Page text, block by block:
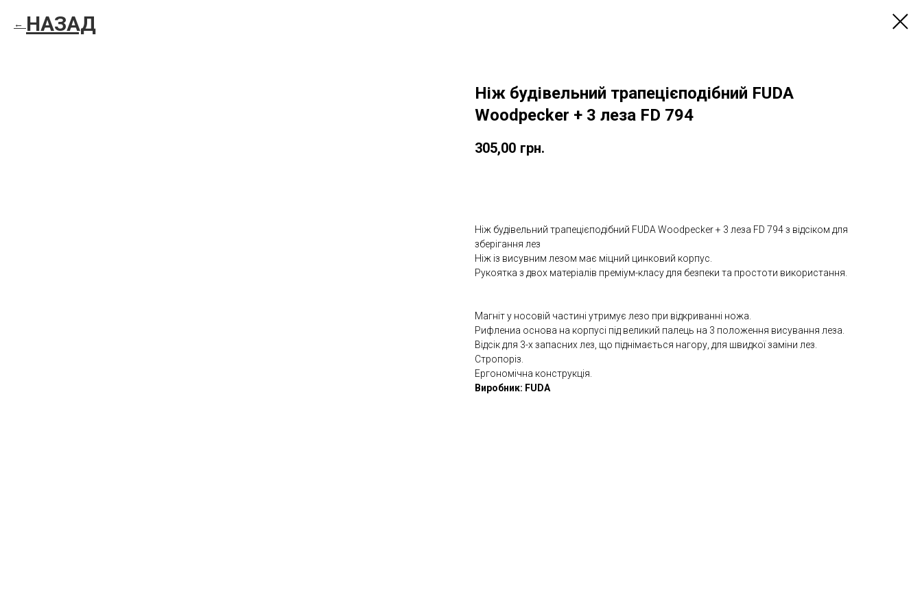
НАЗАД
Ніж будівельний трапецієподібний FUDA
Woodpecker + 3 леза FD 794
305,00 грн.
Ніж будівельний трапецієподібний FUDA Woodpecker + 3 леза FD 794 з відсіком для
зберігання лез
Ніж із висувним лезом має міцний цинковий корпус.
Рукоятка з двох матеріалів преміум-класу для безпеки та простоти використання.
Магніт у носовій частині утримує лезо при відкриванні ножа.
Рифлениа основа на корпусі під великий палець на 3 положення висування леза.
Відсік для 3-х запасних лез, що піднімається нагору, для швидкої заміни лез.
Стропоріз.
Ергономічна конструкція.
Виробник: FUDA